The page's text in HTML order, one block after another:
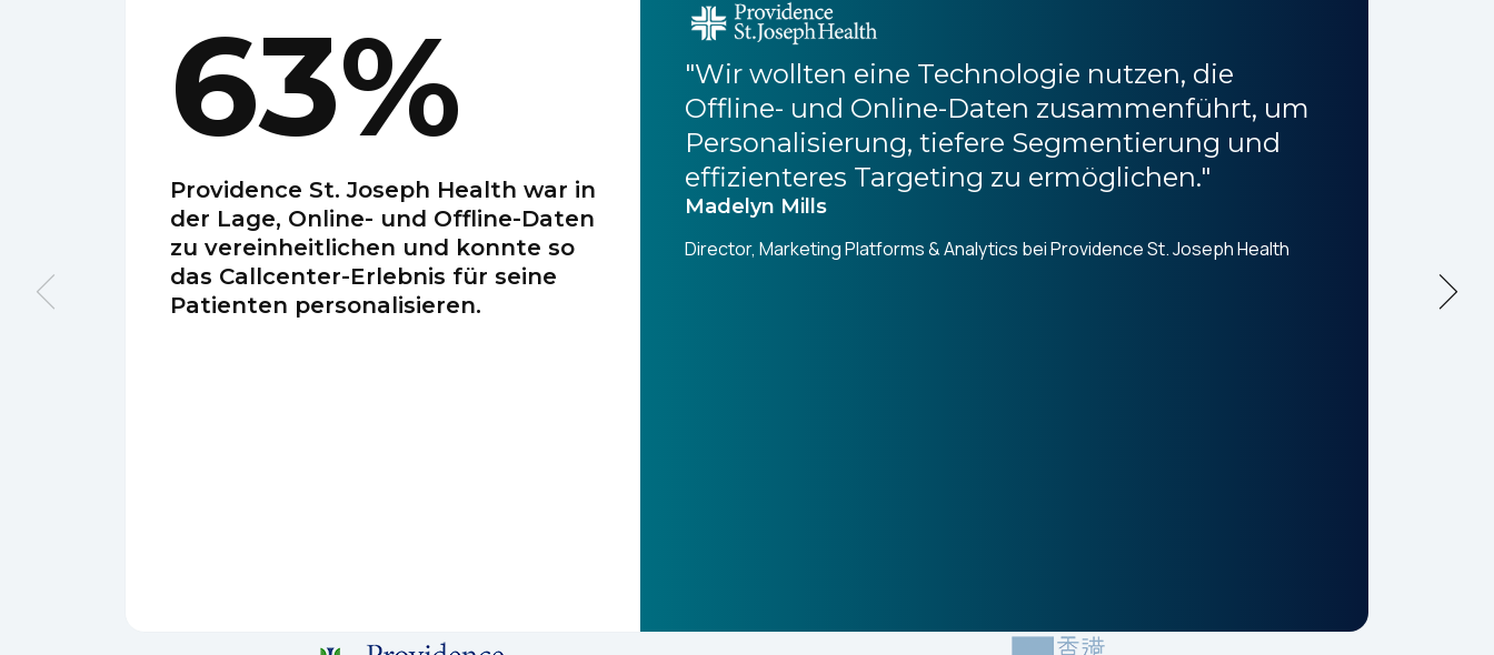
63%
Providence St. Joseph Health war in
der Lage, Online- und Offline-Daten
zu vereinheitlichen und konnte so
das Callcenter-Erlebnis für seine
Patienten personalisieren.
"Wir wollten eine Technologie nutzen, die
Offline- und Online-Daten zusammenführt, um
Personalisierung, tiefere Segmentierung und
effizienteres Targeting zu ermöglichen."
Madelyn Mills
Director, Marketing Platforms & Analytics bei Providence St. Joseph Health